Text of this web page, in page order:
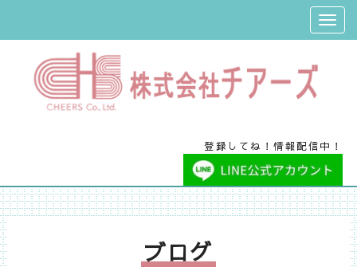
登録してね！情報配信中！
ブログ